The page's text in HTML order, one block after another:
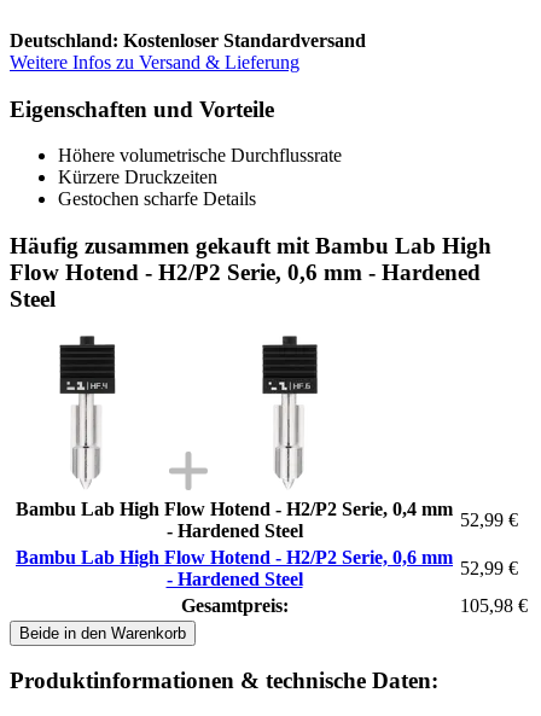
Deutschland: Kostenloser Standardversand
Weitere Infos zu Versand & Lieferung
Eigenschaften und Vorteile
Höhere volumetrische Durchflussrate
Kürzere Druckzeiten
Gestochen scharfe Details
Häufig zusammen gekauft mit Bambu Lab High
Flow Hotend - H2/P2 Serie, 0,6 mm - Hardened
Steel
Bambu Lab High Flow Hotend - H2/P2 Serie, 0,4 mm
- Hardened Steel
52,99 €
Bambu Lab High Flow Hotend - H2/P2 Serie, 0,6 mm
- Hardened Steel
52,99 €
Gesamtpreis:
105,98 €
Beide in den Warenkorb
Produktinformationen & technische Daten: